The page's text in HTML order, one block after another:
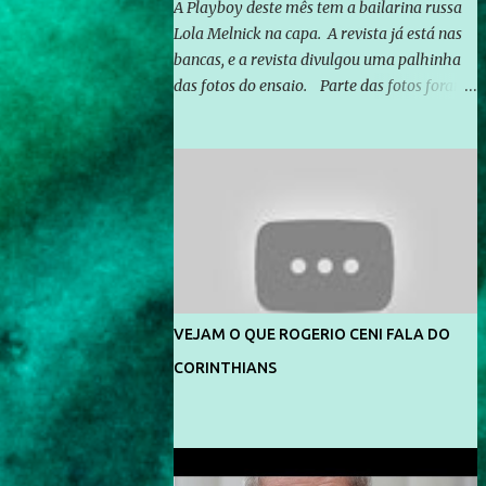
A Playboy deste mês tem a bailarina russa
Lola Melnick na capa. A revista já está nas
bancas, e a revista divulgou uma palhinha
das fotos do ensaio. Parte das fotos foram
divulga capa e primeiras fotos de Lola
Melnick - @aredacao
VEJAM O QUE ROGERIO CENI FALA DO
CORINTHIANS